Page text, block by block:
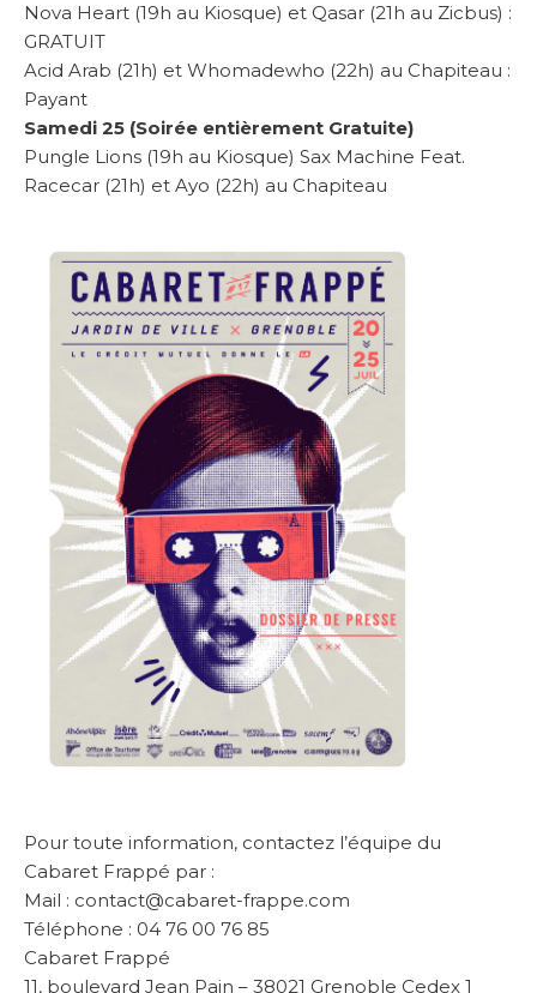
Nova Heart (19h au Kiosque) et Qasar (21h au Zicbus) :
GRATUIT
Acid Arab (21h) et Whomadewho (22h) au Chapiteau :
Payant
Samedi 25 (Soirée entièrement Gratuite)
Pungle Lions (19h au Kiosque) Sax Machine Feat.
Racecar (21h) et Ayo (22h) au Chapiteau
Pour toute information, contactez l’équipe du
Cabaret Frappé par :
Mail : contact@cabaret-frappe.com
Téléphone : 04 76 00 76 85
Cabaret Frappé
11, boulevard Jean Pain – 38021 Grenoble Cedex 1